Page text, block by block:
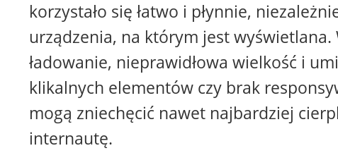
korzystało się łatwo i płynnie,
urządzenia, na którym jest wyświetlana.
ładowanie, nieprawidłowa wielkość i
klikalnych elementów czy brak
mogą zniechęcić nawet najbardziej
internautę.